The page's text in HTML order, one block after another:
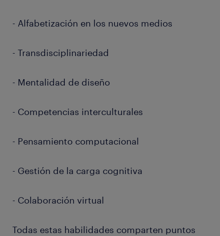
- Alfabetización en los nuevos medios
- Transdisciplinariedad
- Mentalidad de diseño
- Competencias interculturales
- Pensamiento computacional
- Gestión de la carga cognitiva
- Colaboración virtual
Todas estas habilidades comparten puntos